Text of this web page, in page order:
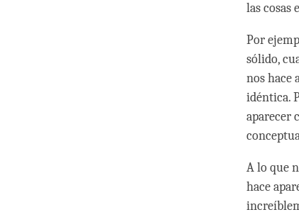
las cosas
Por
sólido,
nos hace
idéntica.
aparecer
A lo que
hace